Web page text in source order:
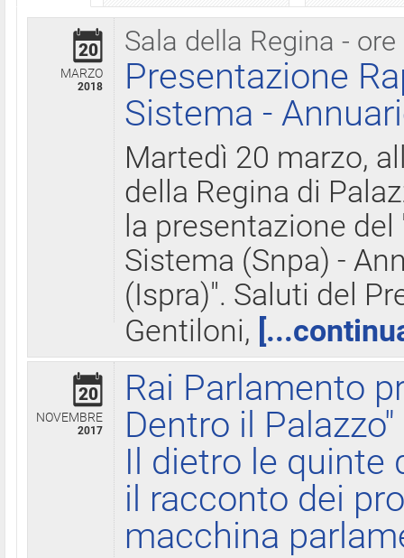
Sala della Regina - ore
20
MARZO
2018
Presentazione
Sistema -
Martedì 20 marzo,
della Regina di
la presentazione
Sistema (Snpa) -
(Ispra)". Saluti del
Gentiloni,
20
NOVEMBRE
2017
Rai Parlamento
Dentro il Palazzo"
Il dietro le quinte
il racconto dei
macchina